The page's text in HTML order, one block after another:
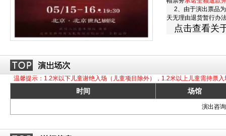
2、由于演出票品为
天无理由退货暂行办
点击查看关
温馨提示：1.2米以下儿童谢绝入场（儿童项目除外），1.2米以上儿童需持票入
时间 场馆
演出咨